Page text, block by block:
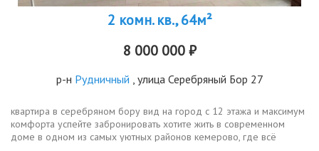
2 комн. кв., 64м²
8 000 000 ₽
р-н Рудничный , улица Серебряный Бор 27
квартира в серебряном бору вид на город с 12 этажа и максимум
комфорта успейте забронировать хотите жить в современном
доме в одном из самых уютных районов кемерово, где всё